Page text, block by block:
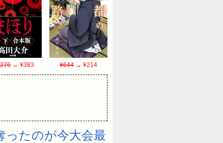
→ ¥383 ¥644→ ¥214
ったのが今大会最